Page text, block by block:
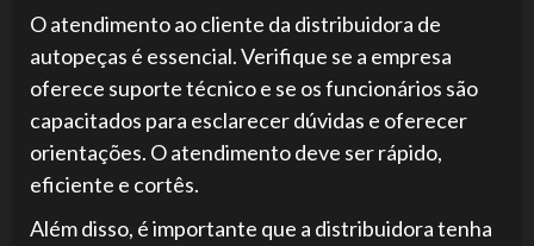
O atendimento ao cliente da distribuidora de
autopeças é essencial. Verifique se a empresa
oferece suporte técnico e se os funcionários são
capacitados para esclarecer dúvidas e oferecer
orientações. O atendimento deve ser rápido,
eficiente e cortês.
Além disso, é importante que a distribuidora tenha